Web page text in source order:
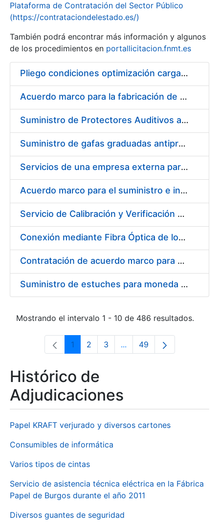
Plataforma de Contratación del Sector Público
(https://contrataciondelestado.es/)
También podrá encontrar más información y algunos
de los procedimientos en portallicitacion.fnmt.es
Pliego condiciones optimización cargas compras firmado
Acuerdo marco para la fabricación de piezas
Suministro de Protectores Auditivos a medida para las personas trabajadoras de los Centros de Trabajo de Madrid y Burgos
Suministro de gafas graduadas antiproyecciones para los trabajadores de la FNMT-RCM en los centros de trabajo de Madrid y Burgos
Servicios de una empresa externa para el asesoramiento y resolución de los recursos de alzada que se presentan relacionados con procesos de selección para la FNMT-RCM
Acuerdo marco para el suministro e instalación de persianas, estores y otros complementos
Servicio de Calibración y Verificación Externa de los Equipos de Medición del Servicio de Prevención de la FNMT-RCM
Conexión mediante Fibra Óptica de los Centros de Proceso de Datos (CPDs) de las sedes de la FNMT-RCM de Burgos y Madrid
Contratación de acuerdo marco para el Suministro de Material de Electricidad para la Fábrica Nacional de Moneda y Timbre-Real Casa de la Moneda en su centro de trabajo de Burgos
Suministro de estuches para moneda de 30 €
Mostrando el intervalo 1 - 10 de 486 resultados.
Página
1 Página
2 Página
3 ...Páginas intermedias Use
Página
49
Histórico de
Adjudicaciones
Papel KRAFT verjurado y diversos cartones
Consumibles de informática
Varios tipos de cintas
Servicio de asistencia técnica eléctrica en la Fábrica
Papel de Burgos durante el año 2011
Diversos guantes de seguridad